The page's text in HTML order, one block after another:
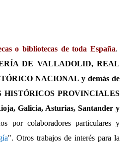
o bibliotecas de toda España.
DE VALLADOLID, REAL
NACIONAL y demás de
HISTÓRICOS PROVINCIALES
Galicia, Asturias, Santander y
por colaboradores particulares y
". Otros trabajos de interés para la